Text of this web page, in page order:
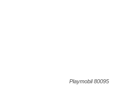
Playmobil 80095